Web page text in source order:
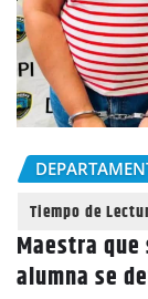
Maestra
alumna se